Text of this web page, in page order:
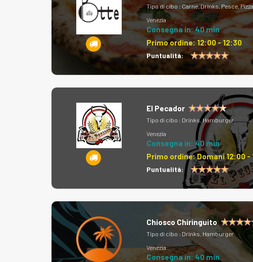
Tipo di cibo : Carne, Drinks, Pesce, Pizza
Venezia
Consegna in: 40 min
Primo ordine:12:00 - 12:30
Puntualità:
El Pecador
Tipo di cibo : Drinks, Hamburger
Venezia
Consegna in: 40 min
Primo ordine:Domani 12:00 -
Puntualità:
Chiosco Chiringuito
Tipo di cibo :Drinks, Hamburger
Venezia
Consegna in: 40 min